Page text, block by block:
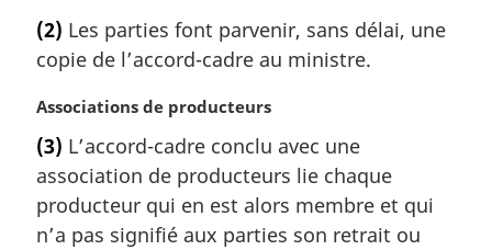
l
e
:
t
e
a
r
g
i
n
a
(2) Les parties font parvenir, sans délai, une
copie de l’accord-cadre au ministre.
N
t
e
m
a
Associations de producteurs
(3) L’accord-cadre conclu avec une
association de producteurs lie chaque
producteur qui en est alors membre et qui
n’a pas signifié aux parties son retrait ou